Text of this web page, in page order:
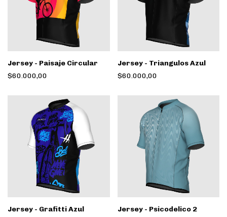
Jersey - Paisaje Circular
$60.000,00
Jersey - Triangulos Azul
$60.000,00
Jersey - Grafitti Azul
Jersey - Psicodelico 2